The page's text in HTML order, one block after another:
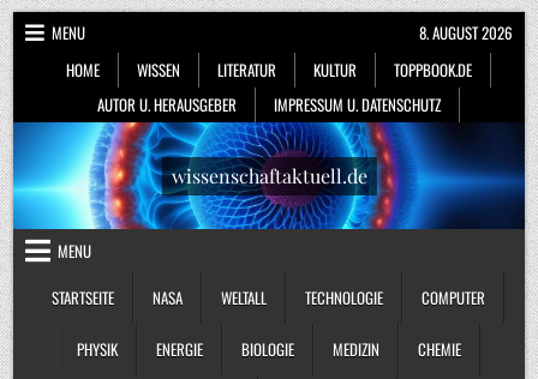
Skip
to
content
MENU
HOME
WISSEN LITERATUR KULTUR
TOPPBOOK.DE
AUTOR U. HERAUSGEBER
IMPRESSUM U. DATENSCHUTZ
8. AUGUST 2026
wissenschaftaktuell.de
MENU
STARTSEITE
NASA WELTALL TECHNOLOGIE COMPUTER
PHYSIK ENERGIE BIOLOGIE MEDIZIN CHEMIE